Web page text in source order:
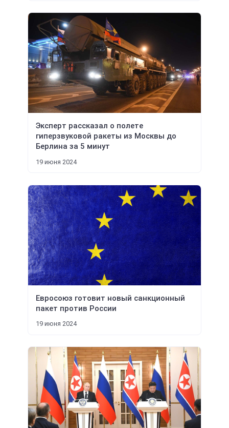
Эксперт рассказал о полете
гиперзвуковой ракеты из Москвы до
Берлина за 5 минут
19 июня 2024
Евросоюз готовит новый санкционный
пакет против России
19 июня 2024